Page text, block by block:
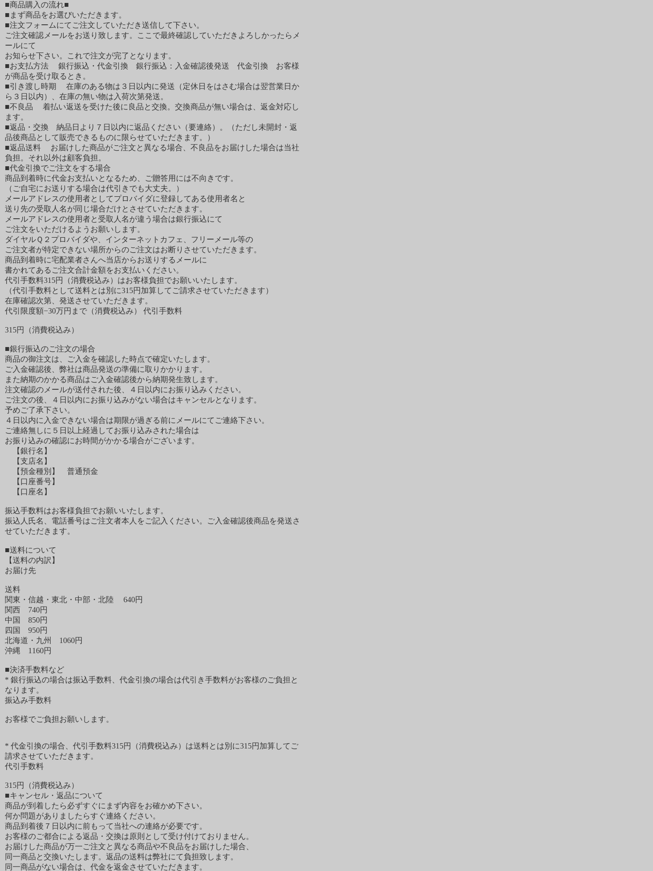
■商品購入の流れ■
■まず商品をお選びいただきます。
■注文フォームにてご注文していただき送信して下さい。
ご注文確認メールをお送り致します。ここで最終確認していただきよろしかったらメ
ールにて
お知らせ下さい。これで注文が完了となります。
■お支払方法 銀行振込・代金引換 銀行振込：入金確認後発送 代金引換 お客様
が商品を受け取るとき。
■引き渡し時期 在庫のある物は３日以内に発送（定休日をはさむ場合は翌営業日か
ら３日以内）、在庫の無い物は入荷次第発送。
■不良品 着払い返送を受けた後に良品と交換。交換商品が無い場合は、返金対応し
ます。
■返品・交換 納品日より７日以内に返品ください（要連絡）。（ただし未開封・返
品後商品として販売できるものに限らせていただきます。）
■返品送料 お届けした商品がご注文と異なる場合、不良品をお届けした場合は当社
負担。それ以外は顧客負担。
■代金引換でご注文をする場合
商品到着時に代金お支払いとなるため、ご贈答用には不向きです。
（ご自宅にお送りする場合は代引きでも大丈夫。）
メールアドレスの使用者としてプロバイダに登録してある使用者名と
送り先の受取人名が同じ場合だけとさせていただきます。
メールアドレスの使用者と受取人名が違う場合は銀行振込にて
ご注文をいただけるようお願いします。
ダイヤルＱ２プロバイダや、インターネットカフェ、フリーメール等の
ご注文者が特定できない場所からのご注文はお断りさせていただきます。
商品到着時に宅配業者さんへ当店からお送りするメールに
書かれてあるご注文合計金額をお支払いください。
代引手数料315円（消費税込み）はお客様負担でお願いいたします。
（代引手数料として送料とは別に315円加算してご請求させていただきます）
在庫確認次第、発送させていただきます。
代引限度額−30万円まで（消費税込み） 代引手数料
315円（消費税込み）
■銀行振込のご注文の場合
商品の御注文は、ご入金を確認した時点で確定いたします。
ご入金確認後、弊社は商品発送の準備に取りかかります。
また納期のかかる商品はご入金確認後から納期発生致します。
注文確認のメールが送付された後、４日以内にお振り込みください。
ご注文の後、４日以内にお振り込みがない場合はキャンセルとなります。
予めご了承下さい。
４日以内に入金できない場合は期限が過ぎる前にメールにてご連絡下さい。
ご連絡無しに５日以上経過してお振り込みされた場合は
お振り込みの確認にお時間がかかる場合がございます。
【銀行名】
【支店名】
【預金種別】 普通預金
【口座番号】
【口座名】
振込手数料はお客様負担でお願いいたします。
振込人氏名、電話番号はご注文者本人をご記入ください。ご入金確認後商品を発送さ
せていただきます。
■送料について
【送料の内訳】
お届け先
送料
関東・信越・東北・中部・北陸 640円
関西 740円
中国 850円
四国 950円
北海道・九州 1060円
沖縄 1160円
■決済手数料など
* 銀行振込の場合は振込手数料、代金引換の場合は代引き手数料がお客様のご負担と
なります。
振込み手数料
お客様でご負担お願いします。
* 代金引換の場合、代引手数料315円（消費税込み）は送料とは別に315円加算してご
請求させていただきます。
代引手数料
315円（消費税込み）
■キャンセル・返品について
商品が到着したら必ずすぐにまず内容をお確かめ下さい。
何か問題がありましたらすぐ連絡ください。
商品到着後７日以内に前もって当社への連絡が必要です。
お客様のご都合による返品・交換は原則として受け付けておりません。
お届けした商品が万一ご注文と異なる商品や不良品をお届けした場合、
同一商品と交換いたします。返品の送料は弊社にて負担致します。
同一商品がない場合は、代金を返金させていただきます。